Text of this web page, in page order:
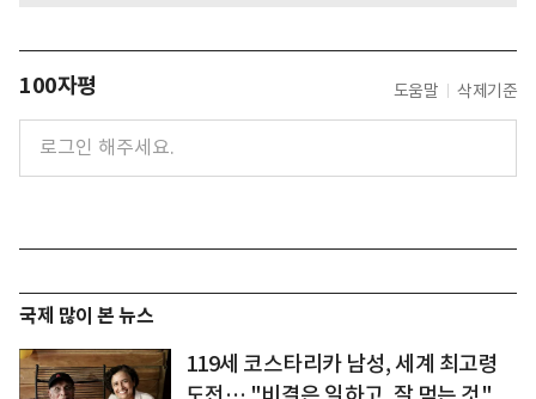
100자평 도움말 삭제기준
국제 많이 본 뉴스
119세 코스타리카 남성, 세계 최고령